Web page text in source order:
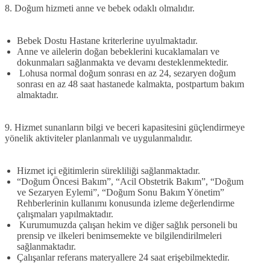
8. Doğum hizmeti anne ve bebek odaklı olmalıdır.
Bebek Dostu Hastane kriterlerine uyulmaktadır.
Anne ve ailelerin doğan bebeklerini kucaklamaları ve
dokunmaları sağlanmakta ve devamı desteklenmektedir.
Lohusa normal doğum sonrası en az 24, sezaryen doğum
sonrası en az 48 saat hastanede kalmakta, postpartum bakım
almaktadır.
9. Hizmet sunanların bilgi ve beceri kapasitesini güçlendirmeye
yönelik aktiviteler planlanmalı ve uygulanmalıdır.
Hizmet içi eğitimlerin sürekliliği sağlanmaktadır.
“Doğum Öncesi Bakım”, “Acil Obstetrik Bakım”, “Doğum
ve Sezaryen Eylemi”, “Doğum Sonu Bakım Yönetim”
Rehberlerinin kullanımı konusunda izleme değerlendirme
çalışmaları yapılmaktadır.
Kurumumuzda çalışan hekim ve diğer sağlık personeli bu
prensip ve ilkeleri benimsemekte ve bilgilendirilmeleri
sağlanmaktadır.
Çalışanlar referans materyallere 24 saat erişebilmektedir.